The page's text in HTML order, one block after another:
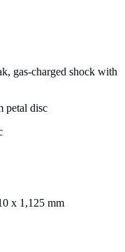
gas-charged shock with
petal disc
x 1,125 mm